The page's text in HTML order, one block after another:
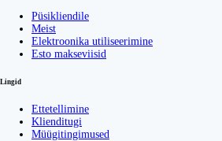
Püsikliendile
Meist
Elektroonika utiliseerimine
Esto makseviisid
Lingid
Ettetellimine
Klienditugi
Müügitingimused